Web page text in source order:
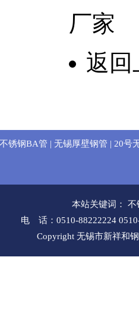
厂家
返回
不锈钢BA管 | 无锡厚壁钢管 | 20号
本站关键词： 不
电 话：0510-88222224
Copyright 无锡市新祥